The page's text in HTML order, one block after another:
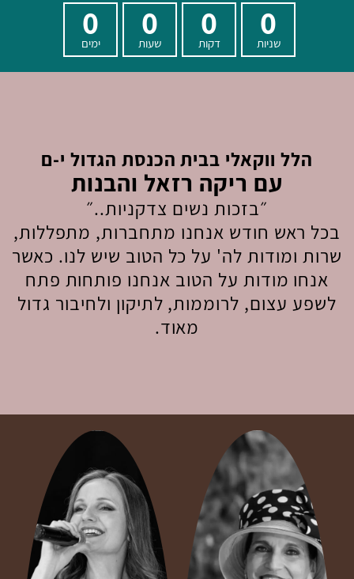
0
שניות
0
דקות
0
שעות
0
ימים
הלל ווקאלי בבית הכנסת הגדול י-ם
עם ריקה רזאל והבנות
״בזכות נשים צדקניות..״
בכל ראש חודש אנחנו מתחברות, מתפללות,
שרות ומודות לה' על כל הטוב שיש לנו. כאשר
אנחו מודות על הטוב אנחנו פותחות פתח
לשפע עצום, לרוממות, לתיקון ולחיבור גדול
מאוד.